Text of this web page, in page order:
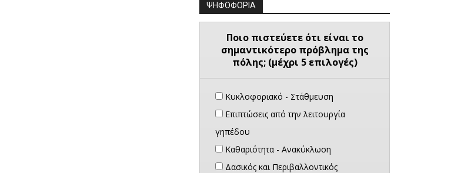
ΨΗΦΟΦΟΡΙΑ
Ποιο πιστεύετε ότι είναι το
σημαντικότερο πρόβλημα της
πόλης; (μέχρι 5 επιλογές)
Κυκλοφοριακό - Στάθμευση
Επιπτώσεις από την λειτουργία
γηπέδου
Καθαριότητα - Ανακύκλωση
Δασικός και Περιβαλλοντικός